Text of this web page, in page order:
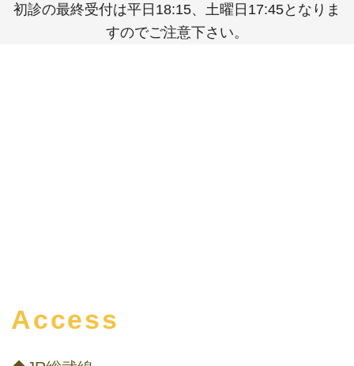
初診の最終受付は平日18:15、土曜日17:45となりま
すのでご注意下さい。
Access